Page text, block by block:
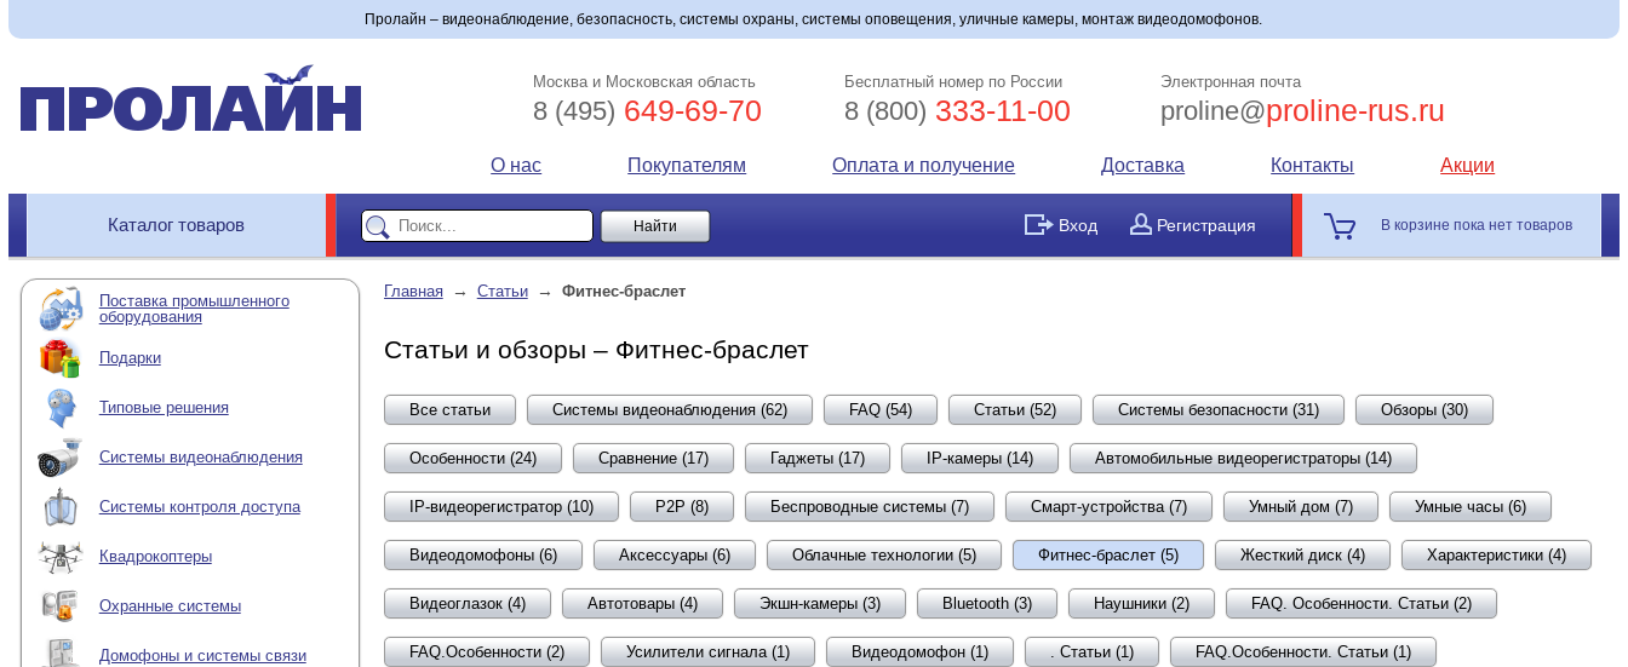
Пролайн – видеонаблюдение, безопасность, системы охраны, системы оповещения, уличные камеры, монтаж видеодомофонов.
Москва и Московская область
8 (495) 649-69-70
Бесплатный номер по России
8 (800) 333-11-00
Электронная почта
proline@proline-rus.ru
О нас Покупателям Оплата и получение Доставка Контакты Акции
Каталог товаров Вход Регистрация В корзине пока нет товаров
Поставка промышленного
оборудования
Подарки
Типовые решения
Системы видеонаблюдения
Системы контроля доступа
Квадрокоптеры
Охранные системы
Домофоны и системы связи
Главная → Статьи → Фитнес-браслет
Статьи и обзоры – Фитнес-браслет
Все статьи Системы видеонаблюдения (62) FAQ (54) Статьи (52) Системы безопасности (31) Обзоры (30)
Особенности (24) Сравнение (17) Гаджеты (17) IP-камеры (14) Автомобильные видеорегистраторы (14)
IP-видеорегистратор (10) P2P (8) Беспроводные системы (7) Смарт-устройства (7) Умный дом (7) Умные часы (6)
Видеодомофоны (6) Аксессуары (6) Облачные технологии (5) Фитнес-браслет (5) Жесткий диск (4) Характеристики (4)
Видеоглазок (4) Автотовары (4) Экшн-камеры (3) Bluetooth (3) Наушники (2) FAQ. Особенности. Статьи (2)
FAQ.Особенности (2) Усилители сигнала (1) Видеодомофон (1) . Статьи (1) FAQ.Особенности. Статьи (1)